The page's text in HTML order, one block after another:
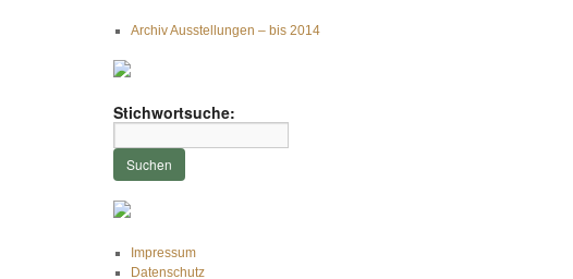
Archiv Ausstellungen – bis 2014
Stichwortsuche:
Impressum
Datenschutz